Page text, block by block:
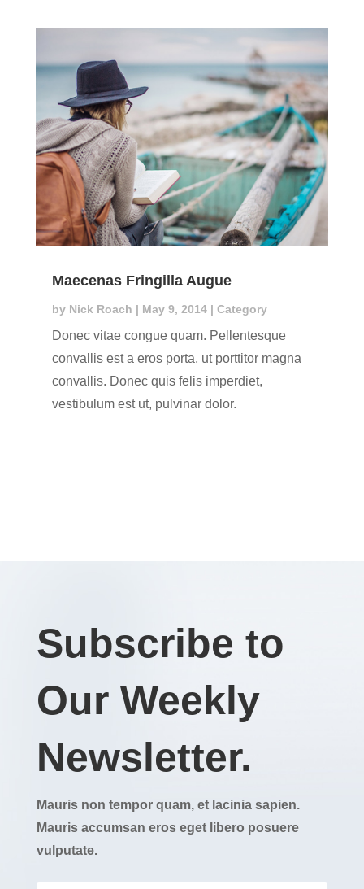
Maecenas Fringilla Augue
by Nick Roach | May 9, 2014| Category
Donec vitae congue quam. Pellentesque
convallis est a eros porta, ut porttitor magna
convallis. Donec quis felis imperdiet,
vestibulum est ut, pulvinar dolor.
Subscribe to
Our Weekly
Newsletter.
Mauris non tempor quam, et lacinia sapien.
Mauris accumsan eros eget libero posuere
vulputate.